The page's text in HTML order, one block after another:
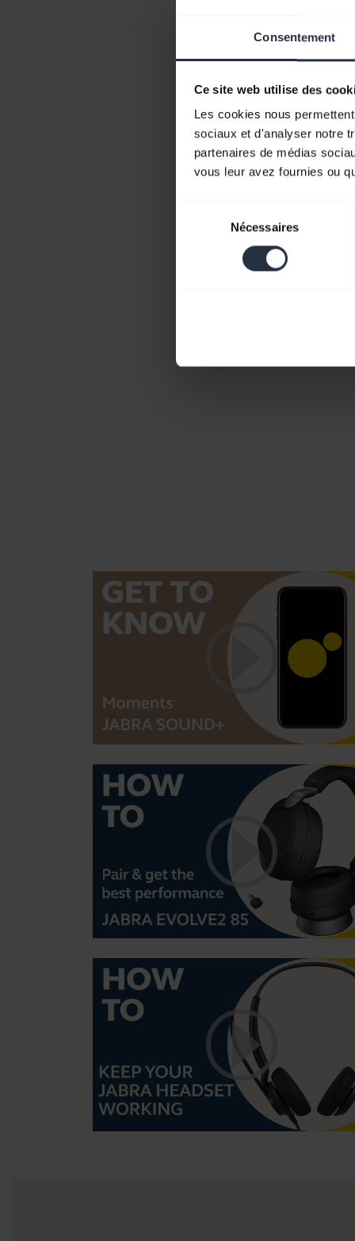
Consentement
Ce site web utilise des
Les cookies nous
sociaux et d'analyser notre
partenaires de médias
vous leur avez fournies ou
consentement
Nécessaires